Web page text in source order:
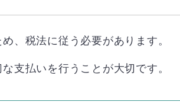
、税法に従う必要があります。
支払いを行うことが大切です。